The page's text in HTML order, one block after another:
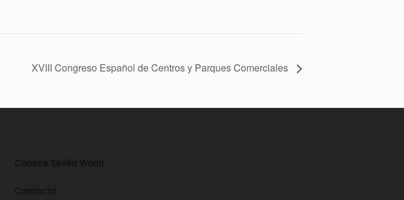
XVIII Congreso Español de Centros y Parques Comerciales
Conoce Sevilla World
Contacta